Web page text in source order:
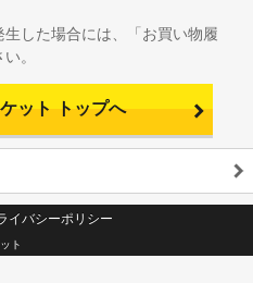
した場合には、「お買い物履
。
ット トップへ
イバシーポリシー
ト